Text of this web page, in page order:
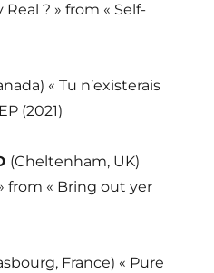
? » from « Self-
« Tu n’existerais
(2021)
(Cheltenham, UK)
from « Bring out yer
France) « Pure